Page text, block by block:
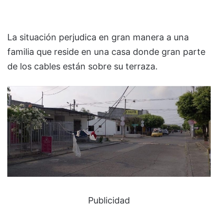
La situación perjudica en gran manera a una
familia que reside en una casa donde gran parte
de los cables están sobre su terraza.
Publicidad